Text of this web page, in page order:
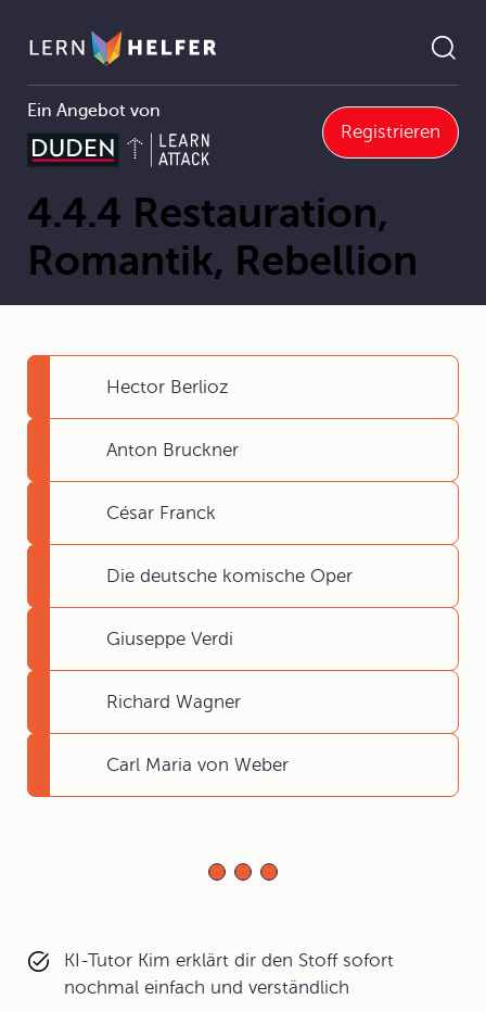
Ein Angebot von
Registrieren
Pfadnavigation
4.4 Musik im Zeitalter der bürgerlichen Aufstiegsbewegung (1760-1871) 4.4.4 Restauration, Romantik, Rebellion
4.4.4 Restauration,
Romantik, Rebellion
Hector Berlioz
Anton Bruckner
César Franck
Die deutsche komische Oper
Giuseppe Verdi
Richard Wagner
Carl Maria von Weber
KI-Tutor Kim erklärt dir den Stoff sofort
nochmal einfach und verständlich